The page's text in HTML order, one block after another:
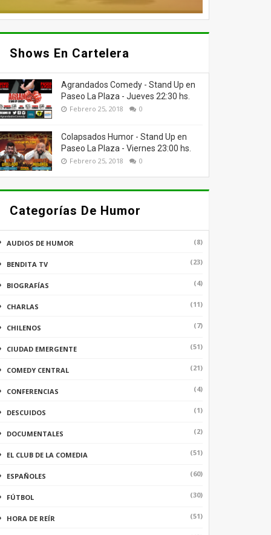
Shows En Cartelera
Agrandados Comedy - Stand Up en
Paseo La Plaza - Jueves 22:30 hs.
Febrero 25, 2018 0
Colapsados Humor - Stand Up en
Paseo La Plaza - Viernes 23:00 hs.
Febrero 25, 2018 0
Categorías De Humor
AUDIOS DE HUMOR (8)
BENDITA TV (23)
BIOGRAFÍAS (4)
CHARLAS (11)
CHILENOS (7)
CIUDAD EMERGENTE (51)
COMEDY CENTRAL (21)
CONFERENCIAS (4)
DESCUIDOS (1)
DOCUMENTALES (2)
EL CLUB DE LA COMEDIA (51)
ESPAÑOLES (60)
FÚTBOL (30)
HORA DE REÍR (51)